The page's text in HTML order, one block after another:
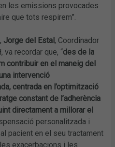
les emissions provocades
que tots respirem”.
Jorge del Estal, Coordinador
va recordar que, “des de la
contribuir en el maneig del
intervenció
centrada en l’optimització
constant de l’adherència
directament a millorar el
personalitzada i
pacient en el seu tractament
exacerbacions i les